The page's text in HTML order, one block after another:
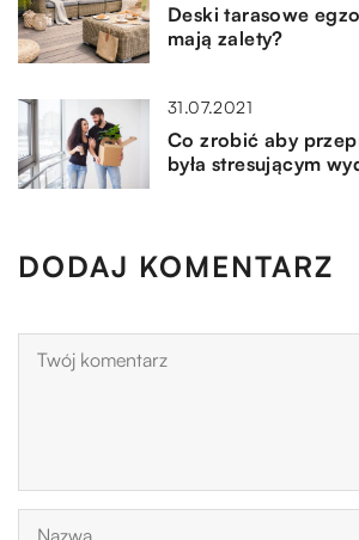
Deski tarasowe
mają zalety?
31.07.2021
Co zrobić aby
była stresującym
DODAJ KOMENTARZ